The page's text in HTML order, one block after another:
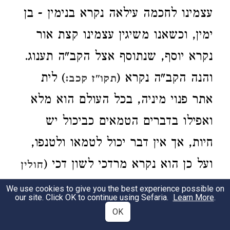
עצמינו לחכמה עילאה נקרא בנימין - בן
ימין, וכשאנו משיגין עצמינו קצת אור
נקרא יוסף, שנתוסף אצל הקב"ה תענוג.
והנה הקב"ה נקרא (תקו"ז קכב:) לית
אתר פנוי מיניה, בכל העולם הוא מלא
ואפילו בדברים הטמאים כביכול יש
חיות, אך אין דבר יכול לטמאו ולטנפו,
ועל כן הוא נקרא מרדכי לשון דכי (חולין
קלט:) שהוא טהור. אך השי"ת צוה
אותנו שלא להדבק להדברים הטמאים,
We use cookies to give you the best experience possible on
our site. Click OK to continue using Sefaria. Learn More.
OK